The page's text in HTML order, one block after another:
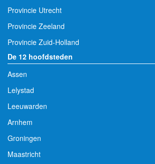
Provincie Utrecht
Provincie Zeeland
Provincie Zuid-Holland
De 12 hoofdsteden
Assen
Lelystad
Leeuwarden
Arnhem
Groningen
Maastricht